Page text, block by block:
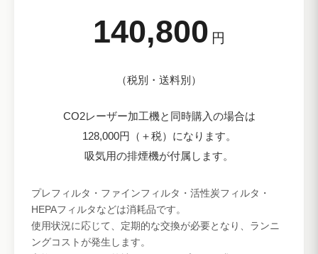
140,800 円
（税別・送料別）
CO2レーザー加工機と同時購入の場合は
128,000円（＋税）になります。
吸気用の排煙機が付属します。
プレフィルタ・ファインフィルタ・活性炭フィルタ・
HEPAフィルタなどは消耗品です。
使用状況に応じて、定期的な交換が必要となり、ランニ
ングコストが発生します。